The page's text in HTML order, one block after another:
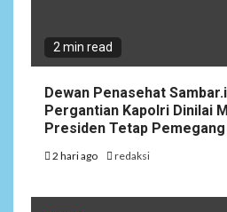
2 min read
Dewan Penasehat
Pergantian Kapolri Dinilai
Presiden Tetap
2 hari ago redaksi